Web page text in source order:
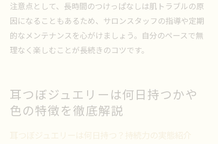
注意点として、長時間のつけっぱなしは肌トラブルの原
因になることもあるため、サロンスタッフの指導や定期
的なメンテナンスを心がけましょう。自分のペースで無
理なく楽しむことが長続きのコツです。
耳つぼジュエリーは何日持つかや
色の特徴を徹底解説
耳つぼジュエリーは何日持つ？持続力の実態紹介